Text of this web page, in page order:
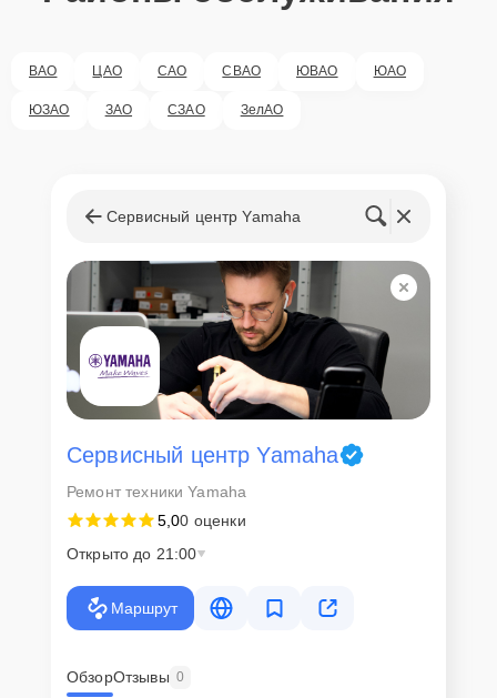
ВАО ЦАО САО СВАО ЮВАО ЮАО
ЮЗАО ЗАО СЗАО ЗелАО
Сервисный центр Yamaha
Сервисный центр Yamaha
Ремонт техники Yamaha
5,00 оценки
Открыто до 21:00
Маршрут
ОбзорОтзывы 0